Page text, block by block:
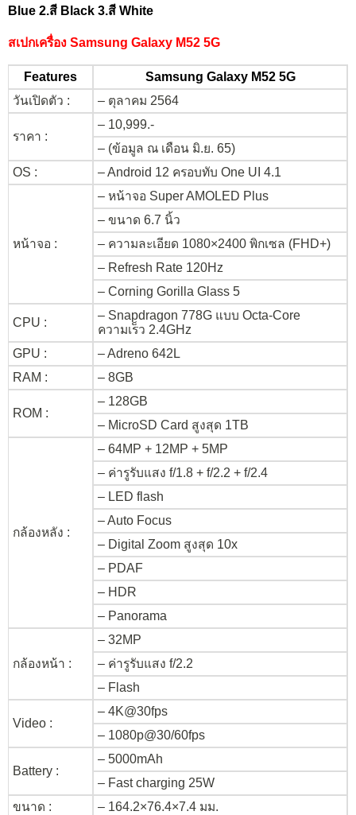
Blue 2.สี Black 3.สี White
สเปกเครื่อง Samsung Galaxy M52 5G
Features
Samsung Galaxy M52 5G
วันเปิดตัว :
– ตุลาคม 2564
ราคา :
– 10,999.-
– (ข้อมูล ณ เดือน มิ.ย. 65)
OS :
– Android 12 ครอบทับ One UI 4.1
หน้าจอ :
– หน้าจอ Super AMOLED Plus
– ขนาด 6.7 นิ้ว
– ความละเอียด 1080×2400 พิกเซล (FHD+)
– Refresh Rate 120Hz
– Corning Gorilla Glass 5
CPU :
– Snapdragon 778G แบบ Octa-Core
ความเร็ว 2.4GHz
GPU :
– Adreno 642L
RAM :
– 8GB
ROM :
– 128GB
– MicroSD Card สูงสุด 1TB
กล้องหลัง :
– 64MP + 12MP + 5MP
– ค่ารูรับแสง f/1.8 + f/2.2 + f/2.4
– LED flash
– Auto Focus
– Digital Zoom สูงสุด 10x
– PDAF
– HDR
– Panorama
กล้องหน้า :
– 32MP
– ค่ารูรับแสง f/2.2
– Flash
Video :
– 4K@30fps
– 1080p@30/60fps
Battery :
– 5000mAh
– Fast charging 25W
ขนาด :
– 164.2×76.4×7.4 มม.